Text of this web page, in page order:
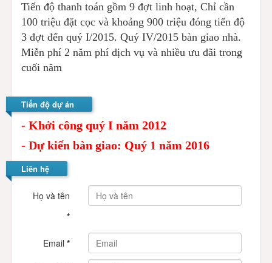
Tiến độ thanh toán gồm 9 đợt linh hoạt, Chỉ cần
100 triệu đặt cọc và khoảng 900 triệu đóng tiến độ
3 đợt đến quý I/2015. Quý IV/2015 bàn giao nhà.
Miễn phí 2 năm phí dịch vụ và nhiều ưu đãi trong
cuối năm
Tiến độ dự án
- Khởi công quý I năm 2012
- Dự kiến bàn giao: Quý 1 năm 2016
Liên hệ
Họ và tên
*
Email *